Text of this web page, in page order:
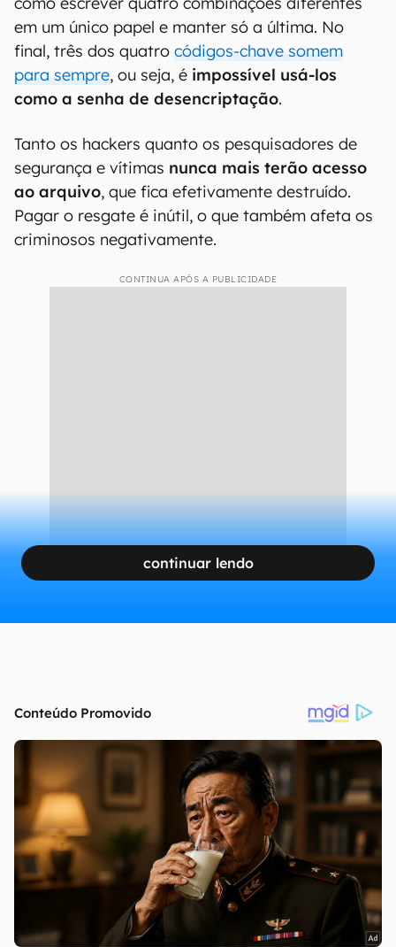
em um único papel e manter só a última. No
final, três dos quatro códigos-chave somem
para sempre, ou seja, é impossível usá-los
como a senha de desencriptação.
Tanto os hackers quanto os pesquisadores de
segurança e vítimas nunca mais terão acesso
ao arquivo, que fica efetivamente destruído.
Pagar o resgate é inútil, o que também afeta os
criminosos negativamente.
CONTINUA APÓS A PUBLICIDADE
continuar lendo